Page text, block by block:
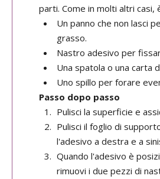
parti. Come in molti altri
Un panno che non lasci
grasso.
Nastro adesivo per
Una spatola o una carta
Uno spillo per forare
Passo dopo passo
Pulisci la superficie e
Pulisci il foglio di
l'adesivo a destra e a
Quando l'adesivo è
rimuovi i due pezzi di